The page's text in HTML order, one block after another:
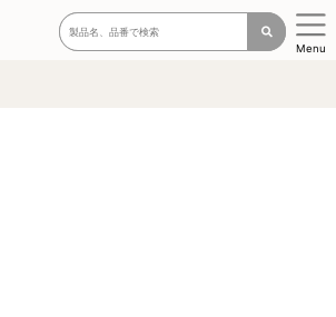
Menu